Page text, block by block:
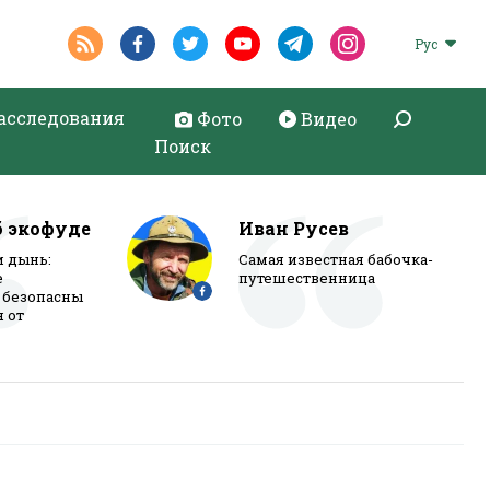
Рус
Фото
Видео
Поиск
экофуде
дынь:
от
Иван Русев
Самая известная бабочка-
путешественница